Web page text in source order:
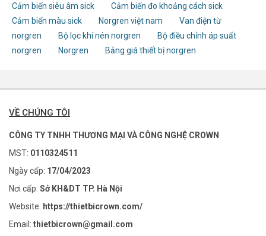
Cảm biến siêu âm sick
Cảm biến đo khoảng cách sick
Cảm biến màu sick
Norgren việt nam
Van điện từ
norgren
Bộ lọc khí nén norgren
Bộ điều chỉnh áp suất
norgren
Norgren Bảng giá thiết bị norgren
VỀ CHÚNG TÔI
CÔNG TY TNHH THƯƠNG MẠI VÀ CÔNG NGHỆ CROWN
MST: 0110324511
Ngày cấp: 17/04/2023
Nơi cấp: Sở KH&DT TP. Hà Nội
Website: https://thietbicrown.com/
Email: thietbicrown@gmail.com